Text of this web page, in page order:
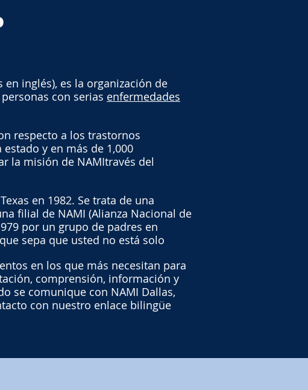
en inglés), es la organización de
con serias enfermedades
respecto a los trastornos
y en más de 1,000
la misión de NAMItravés del
en 1982. Se trata de una
filial de NAMI (Alianza Nacional de
por un grupo de padres en
sepa que usted no está solo
en los que más necesitan para
comprensión, información y
se comunique con NAMI Dallas,
con nuestro enlace bilingüe